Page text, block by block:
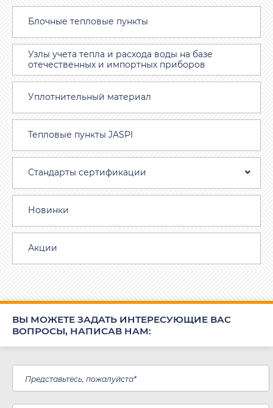
Блочные тепловые пункты
Узлы учета тепла и расхода воды на базе
отечественных и импортных приборов
Уплотнительный материал
Тепловые пункты JASPI
Стандарты сертификации
Новинки
Акции
ВЫ МОЖЕТЕ ЗАДАТЬ ИНТЕРЕСУЮЩИЕ ВАС
ВОПРОСЫ, НАПИСАВ НАМ: